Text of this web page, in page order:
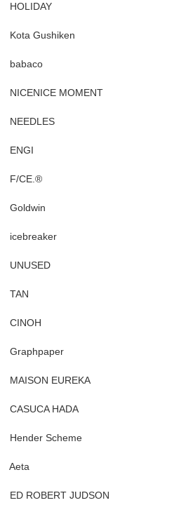
HOLIDAY
Kota Gushiken
babaco
NICENICE MOMENT
NEEDLES
ENGI
F/CE.®
Goldwin
icebreaker
UNUSED
TAN
CINOH
Graphpaper
MAISON EUREKA
CASUCA HADA
Hender Scheme
Aeta
ED ROBERT JUDSON